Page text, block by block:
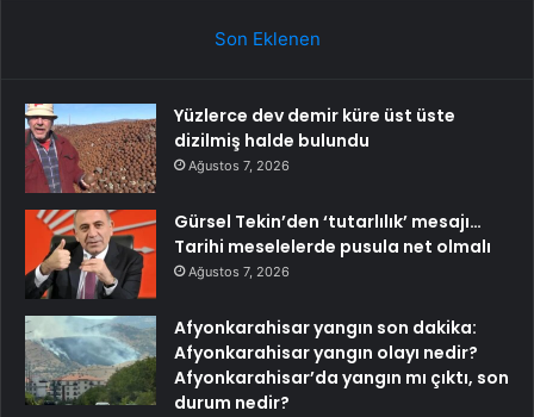
Son Eklenen
Yüzlerce dev demir küre üst üste
dizilmiş halde bulundu
Ağustos 7, 2026
Gürsel Tekin’den ‘tutarlılık’ mesajı…
Tarihi meselelerde pusula net olmalı
Ağustos 7, 2026
Afyonkarahisar yangın son dakika:
Afyonkarahisar yangın olayı nedir?
Afyonkarahisar’da yangın mı çıktı, son
durum nedir?